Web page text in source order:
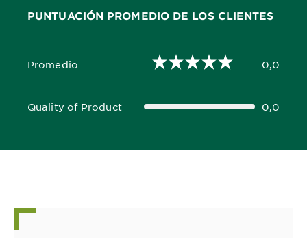
PUNTUACIÓN PROMEDIO DE LOS CLIENTES
Promedio
0,0 out of 5 stars 0,0
Quality of Product
0,0 out of 5 stars 0,0